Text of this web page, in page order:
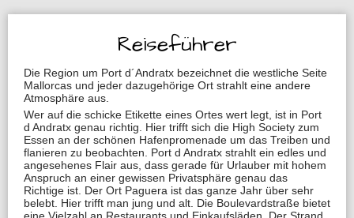
Reiseführer
Die Region um Port d´Andratx bezeichnet die westliche Seite
Mallorcas und jeder dazugehörige Ort strahlt eine andere
Atmosphäre aus.
Wer auf die schicke Etikette eines Ortes wert legt, ist in Port
d Andratx genau richtig. Hier trifft sich die High Society zum
Essen an der schönen Hafenpromenade um das Treiben und
flanieren zu beobachten. Port d Andratx strahlt ein edles und
angesehenes Flair aus, dass gerade für Urlauber mit hohem
Anspruch an einer gewissen Privatsphäre genau das
Richtige ist. Der Ort Paguera ist das ganze Jahr über sehr
belebt. Hier trifft man jung und alt. Die Boulevardstraße bietet